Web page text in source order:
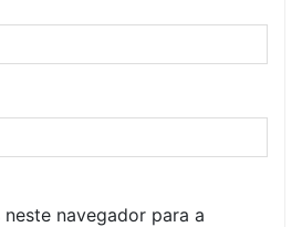
navegador para a